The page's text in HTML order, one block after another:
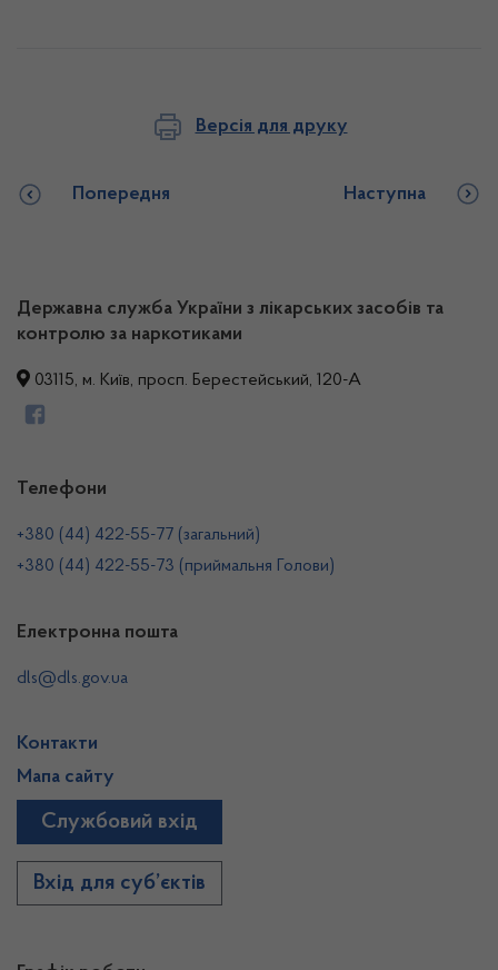
Версія для друку
Попередня Наступна
Державна служба України з лікарських засобів та
контролю за наркотиками
03115, м. Київ, просп. Берестейський, 120-А
Телефони
+380 (44) 422-55-77 (загальний)
+380 (44) 422-55-73 (приймальня Голови)
Електронна пошта
dls@dls.gov.ua
Контакти
Мапа сайту
Службовий вхід
Вхід для суб’єктів